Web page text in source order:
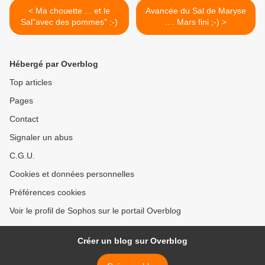
< Ma chouette ... et le
Sal"avec des pommes" ;-)
Avancée du Sal de Maryse
.... Mars fini ;-) >
Hébergé par Overblog
Top articles
Pages
Contact
Signaler un abus
C.G.U.
Cookies et données personnelles
Préférences cookies
Voir le profil de Sophos sur le portail Overblog
Créer un blog sur Overblog